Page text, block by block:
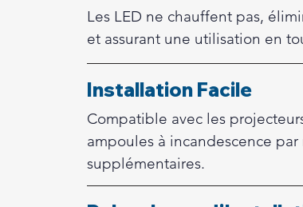
Les LED ne chauffent pas,
et assurant une utilisation en
Installation Facile
Compatible avec les
ampoules à incandescence
supplémentaires.